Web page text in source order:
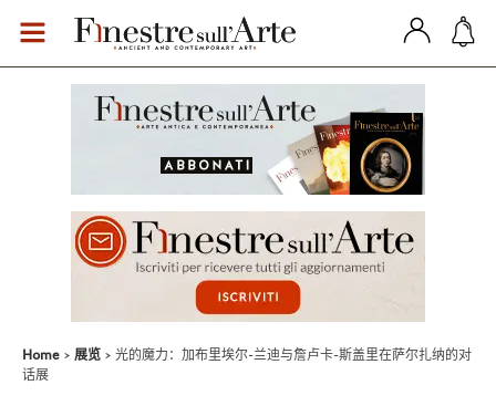
Home 展览
光的魔力：加布里埃尔-兰迪与詹卢卡-斯盖里在萨尔扎纳的对
话展